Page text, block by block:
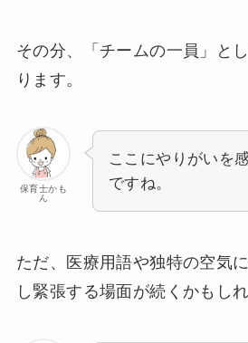
その分、「チームの一員」と
ります。
保育士かも
ん
ここにやりがいを
ですね。
ただ、医療用語や独特の空気
し緊張する場面が続くかもしれ